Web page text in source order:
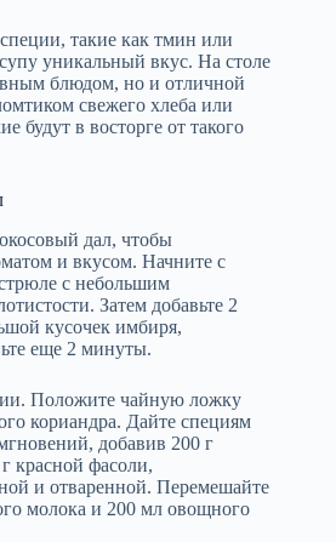
такие как тмин или
уникальный вкус. На столе
блюдом, но и отличной
свежего хлеба или
будут в восторге от такого
дал, чтобы
и вкусом. Начните с
с небольшим
Затем добавьте 2
кусочек имбиря,
еще 2 минуты.
Положите чайную ложку
кориандра. Дайте специям
добавив 200 г
красной фасоли,
и отваренной. Перемешайте
молока и 200 мл овощного